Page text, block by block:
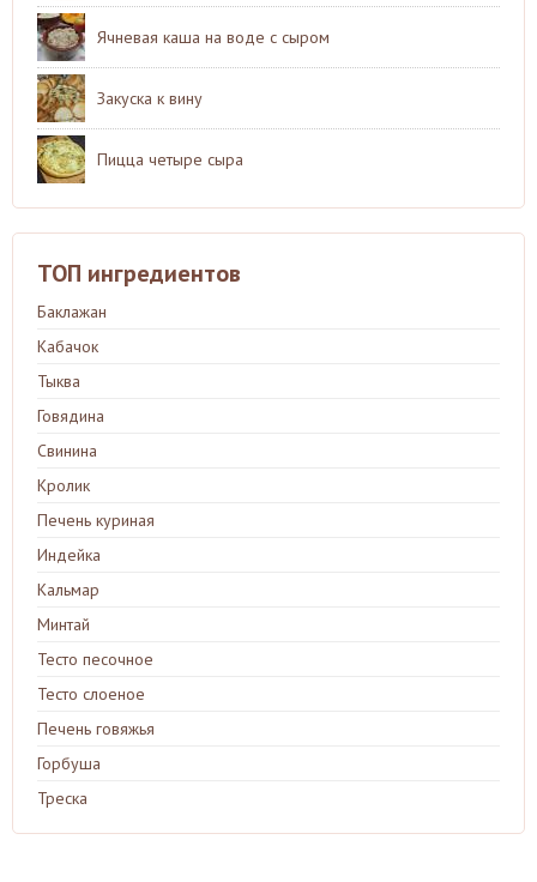
Ячневая каша на воде с сыром
Закуска к вину
Пицца четыре сыра
ТОП ингредиентов
Баклажан
Кабачок
Тыква
Говядина
Свинина
Кролик
Печень куриная
Индейка
Кальмар
Минтай
Тесто песочное
Тесто слоеное
Печень говяжья
Горбуша
Треска